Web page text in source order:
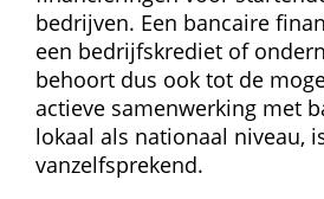
bedrijven. Een bancaire
een bedrijfskrediet of
behoort dus ook tot de
actieve samenwerking met
lokaal als nationaal niveau,
vanzelfsprekend.